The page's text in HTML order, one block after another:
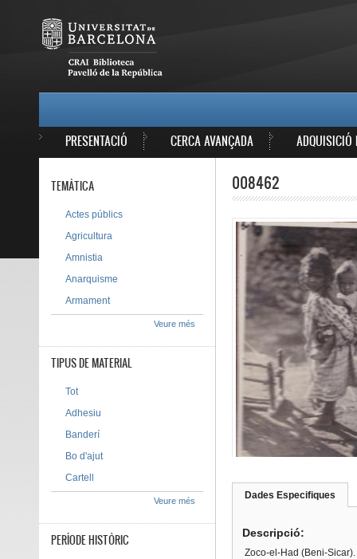
PRESENTACIÓ CERCA AVANÇADA ADQUISICIÓ
008462
Dades Especifiques
Descripció:
Zoco-el-Had (Beni-
TEMÀTICA
Actes públics
Agricultura
Amnistia
Anarquisme
Armament
Veure més
TIPUS DE MATERIAL
Tot
Adhesiu
Banderí
Bo d'ajut
Cartell
Veure més
PERÍODE HISTÒRIC